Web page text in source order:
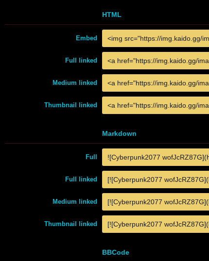
HTML
Embed
Full linked
Medium linked
Thumbnail linked
Markdown
Full
Full linked
Medium linked
Thumbnail linked
BBCode